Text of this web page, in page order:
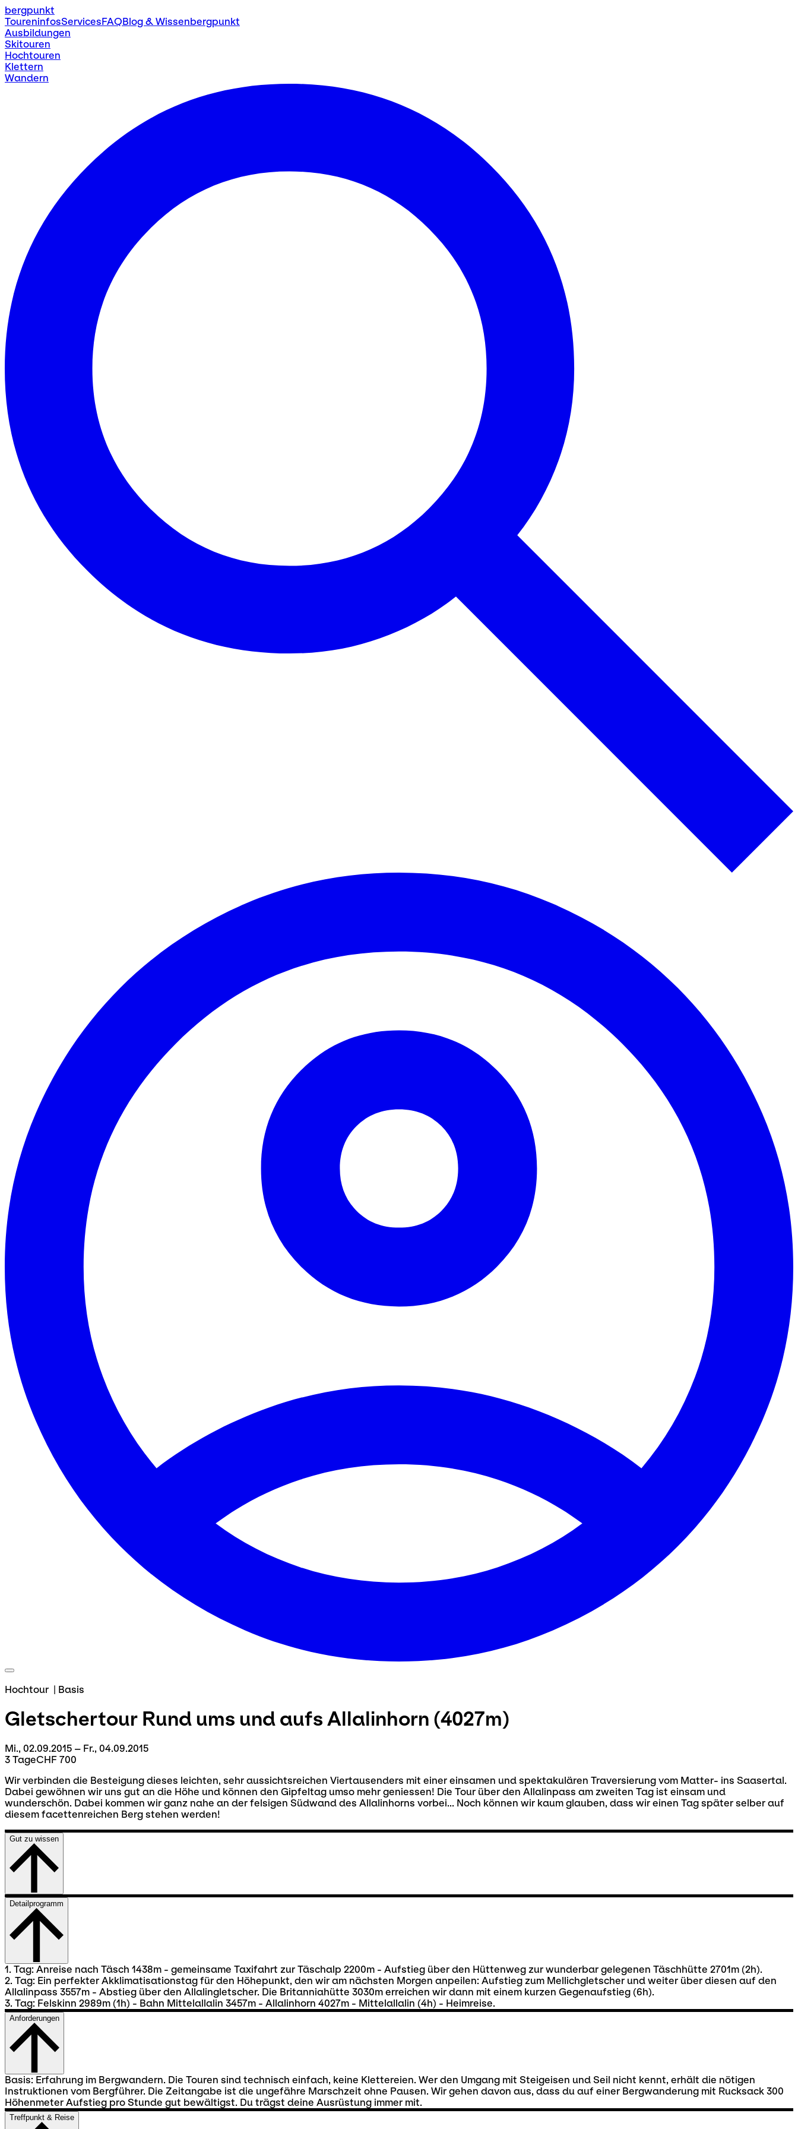
bergpunkt
ToureninfosServicesFAQBlog & Wissenbergpunkt
Ausbildungen
Skitouren
Hochtouren
Klettern
Wandern
Hochtour | Basis
Gletschertour Rund ums und aufs Allalinhorn (4027m)
Mi., 02.09.2015 – Fr., 04.09.2015
3 TageCHF 700
Wir verbinden die Besteigung dieses leichten, sehr aussichtsreichen Viertausenders mit einer einsamen und spektakulären Traversierung vom Matter- ins Saasertal.
Dabei gewöhnen wir uns gut an die Höhe und können den Gipfeltag umso mehr geniessen! Die Tour über den Allalinpass am zweiten Tag ist einsam und
wunderschön. Dabei kommen wir ganz nahe an der felsigen Südwand des Allalinhorns vorbei... Noch können wir kaum glauben, dass wir einen Tag später selber auf
diesem facettenreichen Berg stehen werden!
Gut zu wissen
Detailprogramm
1. Tag: Anreise nach Täsch 1438m - gemeinsame Taxifahrt zur Täschalp 2200m - Aufstieg über den Hüttenweg zur wunderbar gelegenen Täschhütte 2701m (2h).
2. Tag: Ein perfekter Akklimatisationstag für den Höhepunkt, den wir am nächsten Morgen anpeilen: Aufstieg zum Mellichgletscher und weiter über diesen auf den
Allalinpass 3557m - Abstieg über den Allalingletscher. Die Britanniahütte 3030m erreichen wir dann mit einem kurzen Gegenaufstieg (6h).
3. Tag: Felskinn 2989m (1h) - Bahn Mittelallalin 3457m - Allalinhorn 4027m - Mittelallalin (4h) - Heimreise.
Anforderungen
Basis: Erfahrung im Bergwandern. Die Touren sind technisch einfach, keine Klettereien. Wer den Umgang mit Steigeisen und Seil nicht kennt, erhält die nötigen
Instruktionen vom Bergführer. Die Zeitangabe ist die ungefähre Marschzeit ohne Pausen. Wir gehen davon aus, dass du auf einer Bergwanderung mit Rucksack 300
Höhenmeter Aufstieg pro Stunde gut bewältigst. Du trägst deine Ausrüstung immer mit.
Treffpunkt & Reise